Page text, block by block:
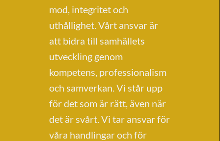
mod, integritet och
uthållighet. Vårt ansvar är
att bidra till samhällets
utveckling genom
kompetens, professionalism
och samverkan. Vi står upp
för det som är rätt, även när
det är svårt. Vi tar ansvar för
våra handlingar och för